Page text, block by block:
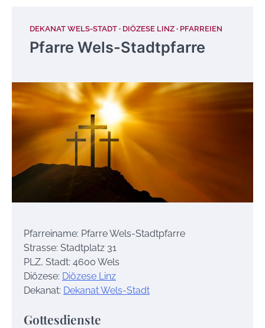
DEKANAT WELS-STADT DIÖZESE LINZ PFARREIEN
Pfarre Wels-Stadtpfarre
Pfarreiname: Pfarre Wels-Stadtpfarre
Strasse: Stadtplatz 31
PLZ, Stadt: 4600 Wels
Diözese: Diözese Linz
Dekanat: Dekanat Wels-Stadt
Gottesdienste